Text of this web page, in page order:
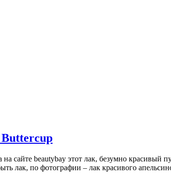
на сайте beautybay этот лак, безумно
лак, по фотографии – лак красивого